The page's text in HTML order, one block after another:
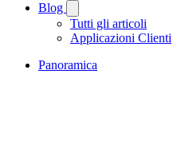
Blog
Tutti gli articoli
Applicazioni Clienti
Panoramica